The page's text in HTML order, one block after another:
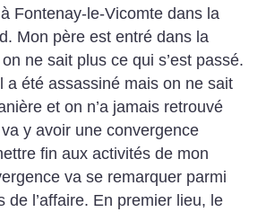
Fontenay-le-Vicomte dans la
Mon père est entré dans la
on ne sait plus ce qui s’est passé.
a été assassiné mais on ne sait
et on n’a jamais retrouvé
y avoir une convergence
finaux activités de mon
va se remarquer parmi
de l’affaire. En premier lieu, le